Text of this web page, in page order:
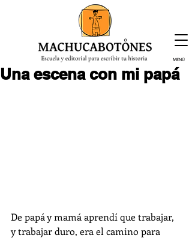
¡Inscríbete hoy!
MENÚ
Una escena con mi papá
De papá y mamá aprendí que trabajar,
y trabajar duro, era el camino para